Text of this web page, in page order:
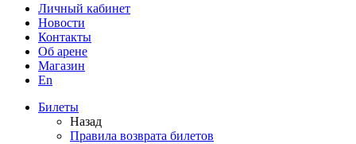
Личный кабинет
Новости
Контакты
Об арене
Магазин
En
Билеты
Назад
Правила возврата билетов